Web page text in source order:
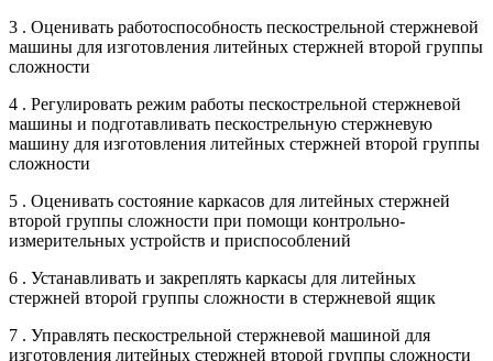
3 . Оценивать работоспособность пескострельной стержневой
машины для изготовления литейных стержней второй группы
сложности
4 . Регулировать режим работы пескострельной стержневой
машины и подготавливать пескострельную стержневую
машину для изготовления литейных стержней второй группы
сложности
5 . Оценивать состояние каркасов для литейных стержней
второй группы сложности при помощи контрольно-
измерительных устройств и приспособлений
6 . Устанавливать и закреплять каркасы для литейных
стержней второй группы сложности в стержневой ящик
7 . Управлять пескострельной стержневой машиной для
изготовления литейных стержней второй группы сложности